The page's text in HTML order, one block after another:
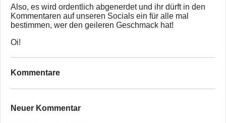
Also, es wird ordentlich abgenerdet und ihr dürft in den
Kommentaren auf unseren Socials ein für alle mal
bestimmen, wer den geileren Geschmack hat!
Oi!
Kommentare
Neuer Kommentar